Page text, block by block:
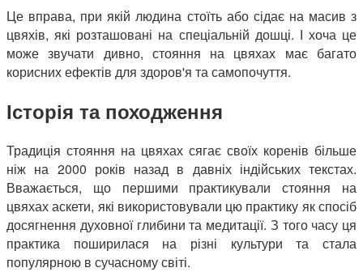
Це вправа, при якій людина стоїть або сідає на масив з
цвяхів, які розташовані на спеціальній дошці. І хоча це
може звучати дивно, стояння на цвяхах має багато
корисних ефектів для здоров'я та самопочуття.
Історія та походження
Традиція стояння на цвяхах сягає своїх коренів більше
ніж на 2000 років назад в давніх індійських текстах.
Вважається, що першими практикували стояння на
цвяхах аскети, які використовували цю практику як спосіб
досягнення духовної глибини та медитації. З того часу ця
практика поширилася на різні культури та стала
популярною в сучасному світі.